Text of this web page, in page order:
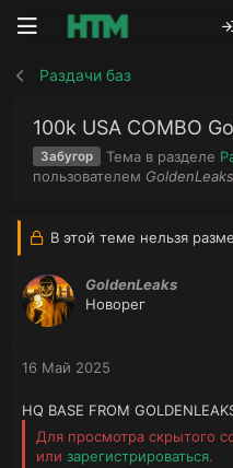
Раздачи баз
100k USA COMBO
Забугор Тема в разделе
пользователем А
о
е
GoldenLeaks
В этой теме нельзя
GoldenLeaks
Новорег
16 Май 2025
HQ BASE FROM
Для просмотра скрытого
или зарегистрироваться.